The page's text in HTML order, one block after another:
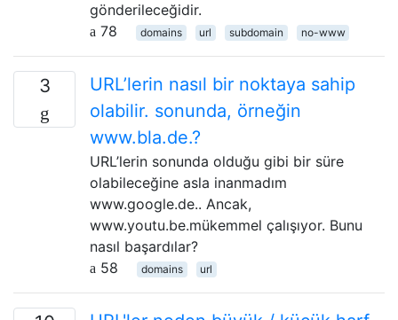
gönderileceğidir.
78
domains url subdomain no-www
3
URL’lerin nasıl bir noktaya sahip
olabilir. sonunda, örneğin
www.bla.de.?
URL’lerin sonunda olduğu gibi bir süre
olabileceğine asla inanmadım
www.google.de.. Ancak,
www.youtu.be.mükemmel çalışıyor. Bunu
nasıl başardılar?
58
domains url